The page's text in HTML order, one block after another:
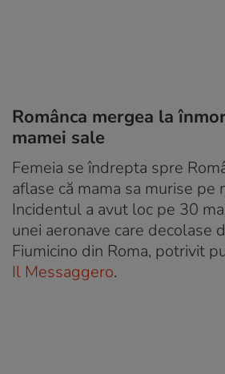
Românca mergea la
mamei sale
Femeia se îndrepta spre
aflase că mama sa murise pe
Incidentul a avut loc pe 30
unei aeronave care decolase
Fiumicino din Roma, potrivit
Il Messaggero.